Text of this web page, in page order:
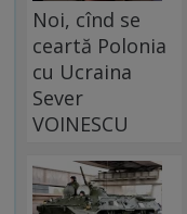
Noi, cînd se
ceartă Polonia
cu Ucraina
Sever
VOINESCU